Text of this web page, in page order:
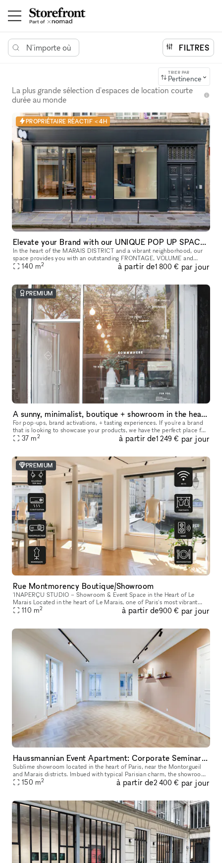
N'importe où FILTRES
TRIER PAR
Pertinence
La plus grande sélection d'espaces de location courte
durée au monde
PROPRIÉTAIRE RÉACTIF < 4H
Elevate your Brand with our UNIQUE POP UP SPACE in PARIS Marais
In the heart of the MARAIS DISTRICT and a vibrant neighborhood, our
space provides you with an outstanding FRONTAGE, VOLUME and
ARCHITECTURE. The location is very interesting as it is on a real sho
140 m2 à partir de1 800 € par jour
PREMIUM
A sunny, minimalist, boutique + showroom in the heart of the Lower East Side, Manhattan
For pop-ups, brand activations, + tasting experiences. If you're a brand
that is looking to showcase your products, we have the perfect place for
you. Our sustainably designed 'pop up space' is ide
37 m2 à partir de1 249 € par jour
PREMIUM
Rue Montmorency Boutique/Showroom
'INAPERÇU STUDIO – Showroom & Event Space in the Heart of Le
Marais Located in the heart of Le Marais, one of Paris's most vibrant
and sought-after neighborhoods, L'INAPERÇU STUDIO is a versatile ve
110 m2 à partir de900 € par jour
Haussmannian Event Apartment: Corporate Seminars, Conferences, Showrooms...
Sublime showroom located in the heart of Paris, near the Montorgueil
and Marais districts. Imbued with typical Parisian charm, the showroom
offers an incomparable showcase. You can rent it to highlig
150 m2 à partir de2 400 € par jour